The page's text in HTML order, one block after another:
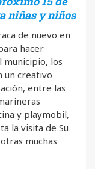
niñas y niños
de nuevo en
hacer
municipio, los
un creativo
entre las
y playmobil,
la visita de Su
muchas